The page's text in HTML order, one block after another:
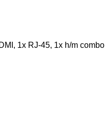
1x RJ-45, 1x h/m combo